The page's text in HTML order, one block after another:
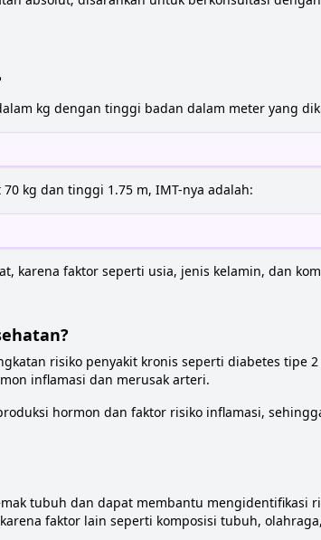
kg dengan tinggi badan dalam meter yang
kg dan tinggi 1.75 m, IMT-nya adalah:
karena faktor seperti usia, jenis kelamin, dan
risiko penyakit kronis seperti diabetes tipe
inflamasi dan merusak arteri.
hormon dan faktor risiko inflamasi,
tubuh dan dapat membantu mengidentifikasi
faktor lain seperti komposisi tubuh,